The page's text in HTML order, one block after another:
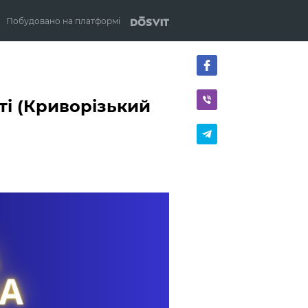
Побудовано на платформі
(Криворізький